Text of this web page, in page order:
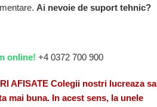
Ai nevoie de suport tehnic?
online! +4 0372 700 900
AFISATE Colegii nostri lucreaza sa
mai buna. In acest sens, la unele